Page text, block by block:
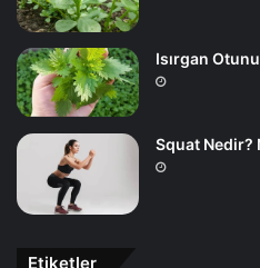
Isırgan
Squat Nedir?
Etiketler